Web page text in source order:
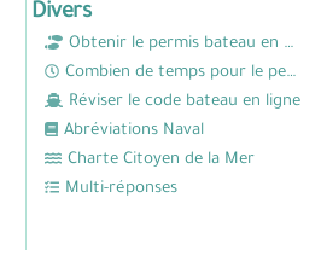
Divers
Obtenir le permis bateau en 8 étapes
Combien de temps pour le permis bateau ?
Réviser le code bateau en ligne
Abréviations Naval
Charte Citoyen de la Mer
Multi-réponses